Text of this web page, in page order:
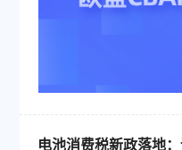
电池消费税新政落地